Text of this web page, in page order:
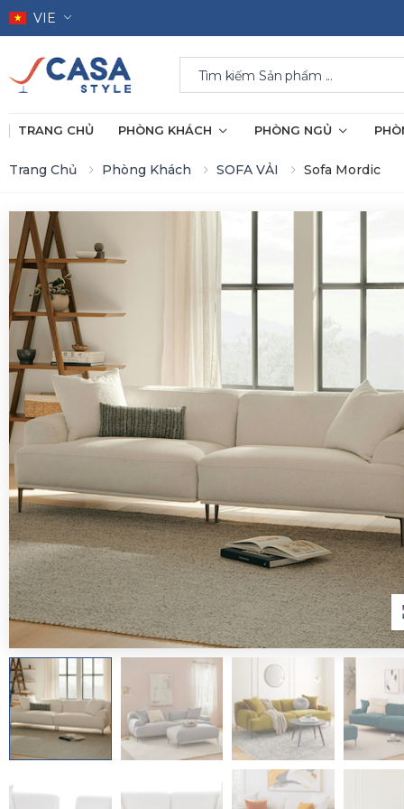
VIE
Search
TRANG CHỦ PHÒNG KHÁCH PHÒNG NGỦ
Trang Chủ Phòng Khách SOFA VẢI Sofa Mordic